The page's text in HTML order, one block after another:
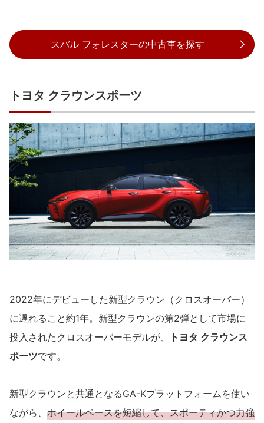
スバル フォレスターの中古車を探す
トヨタ クラウンスポーツ
2022年にデビューした新型クラウン（クロスオーバー）
に遅れること約1年。新型クラウンの第2弾として市場に
投入されたクロスオーバーモデルが、
トヨタ クラウンス
ポーツです。
新型クラウンと共通となるGA-Kプラットフォームを使い
ながら、 ホイールベースを短縮して、スポーティかつ力強